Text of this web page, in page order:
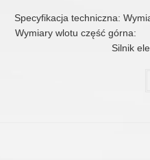
Specyfikacja techniczna:
Wymiary wlotu część
Silnik elektryczny 2